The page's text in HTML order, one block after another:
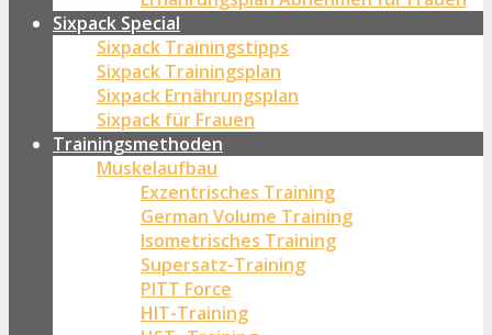
Sixpack Special
Sixpack Trainingstipps
Sixpack Trainingsplan
Sixpack Ernährungsplan
Sixpack für Frauen
Trainingsmethoden
Muskelaufbau
Exzentrisches Training
German Volume Training
Isometrisches Training
Supersatz-Training
PITT Force
HIT-Training